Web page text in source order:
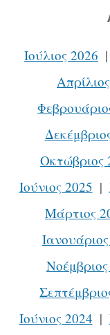
Ιούλιος 2026
Οκτώβριος
Ιούνιος 2025
Μάρτιος
Ιούνιος 2024